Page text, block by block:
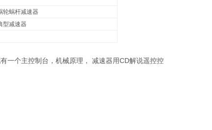
轮蜗杆减速器
型减速器
一个主控制台，机械原理， 减速器用CD解说遥控控